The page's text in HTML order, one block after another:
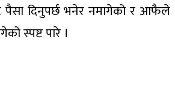
पैसा दिनुपर्छ भनेर नमागेको र आफैले
स्पष्ट पारे ।